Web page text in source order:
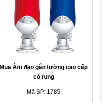
Mua Âm đạo gắn tường cao cấp
có rung
Mã SP: 1785